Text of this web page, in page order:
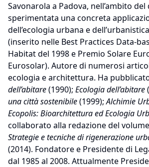
Savonarola a Padova, nell’ambito del
sperimentata una concreta
dell’ecologia urbana e
(inserito nelle Best Practices Data-
Habitat del 1998 e Premio Solare
Eurosolar). Autore di numerosi
ecologia e architettura. Ha
dell’abitare(1990); Ecologia dell’abitare
una città sostenibile(1999);Alchimie
Ecopolis: Bioarchitettura ed Ecologia
collaborato alla redazione del volume
Strategie e tecniche di rigenerazione
(2014). Fondatore e Presidente di
dal 1985 al 2008. Attualmente